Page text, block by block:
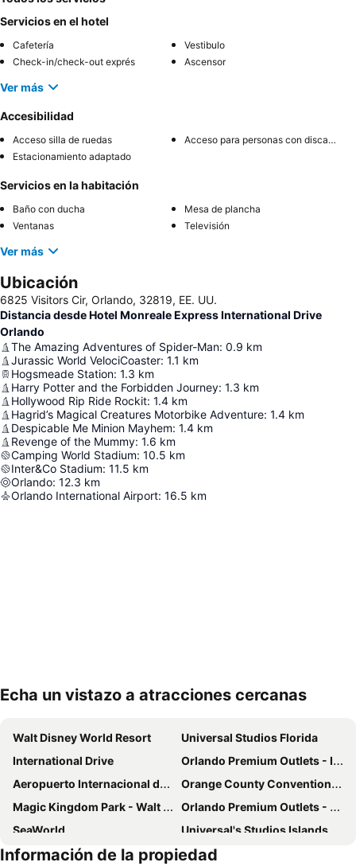
Servicios en el hotel
Cafetería
Vestibulo
Check-in/check-out exprés
Ascensor
Ver más
Accesibilidad
Acceso silla de ruedas
Acceso para personas con discapacidad
Estacionamiento adaptado
Servicios en la habitación
Baño con ducha
Mesa de plancha
Ventanas
Televisión
Ver más
Ubicación
6825 Visitors Cir, Orlando, 32819, EE. UU.
Distancia desde Hotel Monreale Express International Drive
Orlando
The Amazing Adventures of Spider-Man: 0.9 km
Jurassic World VelociCoaster: 1.1 km
Hogsmeade Station: 1.3 km
Harry Potter and the Forbidden Journey: 1.3 km
Hollywood Rip Ride Rockit: 1.4 km
Hagrid’s Magical Creatures Motorbike Adventure: 1.4 km
Despicable Me Minion Mayhem: 1.4 km
Revenge of the Mummy: 1.6 km
Camping World Stadium: 10.5 km
Inter&Co Stadium: 11.5 km
Orlando: 12.3 km
Orlando International Airport: 16.5 km
Echa un vistazo a atracciones cercanas
Walt Disney World Resort
Universal Studios Florida
International Drive
Orlando Premium Outlets - International Drive
Aeropuerto Internacional de Orlando
Orange County Convention Center
Magic Kingdom Park - Walt Disney World Resort
Orlando Premium Outlets - Vineland Ave
SeaWorld
Universal's Studios Islands of Adventure
Universal CityWalk
The Florida Mall
Información de la propiedad